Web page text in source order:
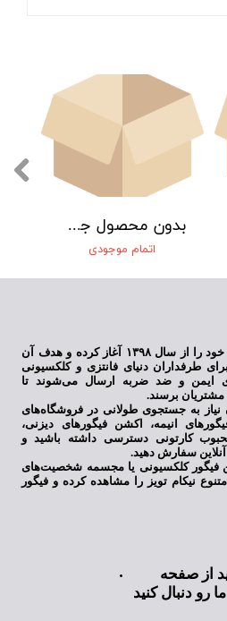
بدون محصول جهت نمایش
اتمام موجودی
فروشگاه اینترنتی نیکام تویز فعالیت خود را از سال ۱۳۹۸ آغاز کرده و هدف آن
طرفداران دنیای فانتزی و کلکسیونی
ایمن و ضد ضربه ارسال می‌شوند تا
برسند.
نیاز به جستجوی طولانی در فروشگاه‌های
انیمه، اکشن فیگورهای دیزنی،
کارتونی دسترسی داشته باشید و
سفارش دهید.
فیگور کلکسیونی یا مجسمه شخصیت‌های
نیکام تویز را مشاهده کرده و فیگور
از صفحه
رو دنبال کنید